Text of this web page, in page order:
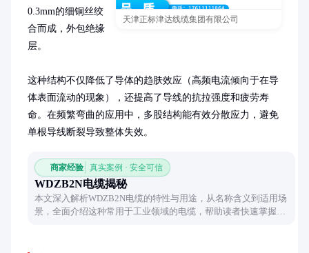
天津正标津达线缆集团有限公司
0.3mm的细铜丝绞
合而成，外包绝缘
层。
这种结构不仅降低了导体的趋肤效应（高频电流倾向于在导
体表面流动的现象），还提高了导线的抗拉强度和疲劳寿
命。在频繁弯曲的应用中，多股结构能有效分散应力，避免
单根导线断裂导致整体失效。
商家经验 真实案例 · 安全可信
WDZB2N电缆揭秘
本文深入解析WDZB2N电缆的特性与用途，从名称含义到适用场
景，全面介绍这种常用于工业领域的电缆，帮助读者快速掌握其